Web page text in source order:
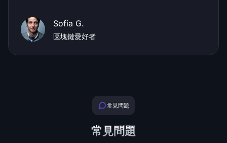
Sofia G.
區塊鏈愛好者
常見問題
常見問題